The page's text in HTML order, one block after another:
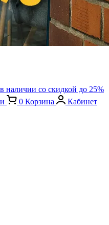
наличии со скидкой до 25%
0 Корзина
Кабинет